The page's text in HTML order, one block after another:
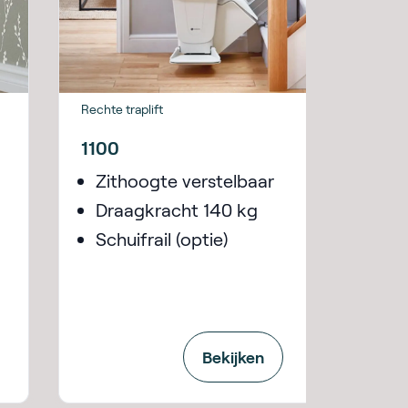
Rechte traplift
1100
Zithoogte verstelbaar
Draagkracht 140 kg
Schuifrail (optie)
Bekijken